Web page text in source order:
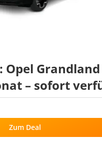
Opel
– sofort
Zum Deal